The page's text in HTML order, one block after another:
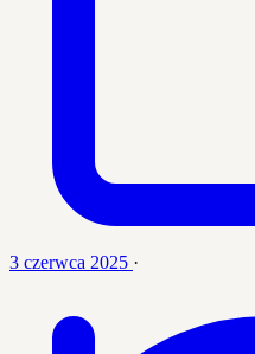
3 czerwca 2025 ·